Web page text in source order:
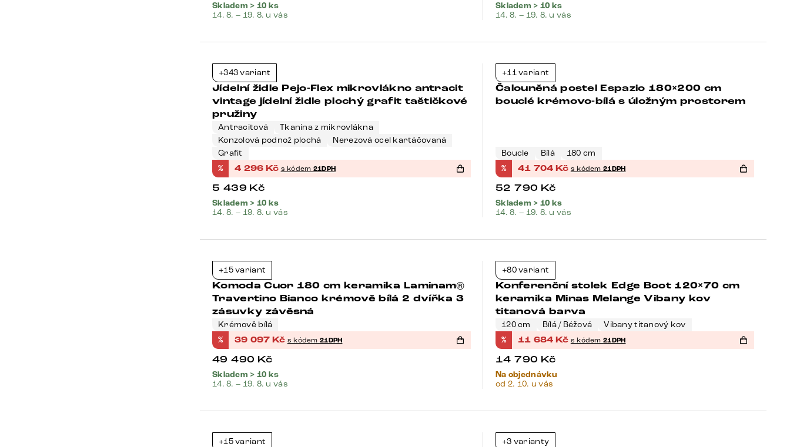
Skladem > 10 ks
14. 8. – 19. 8. u vás
Skladem > 10 ks
14. 8. – 19. 8. u vás
Bestseller
+343 variant
Jídelní židle Pejo-Flex mikrovlákno antracit
vintage jídelní židle plochý grafit taštičkové
pružiny
Antracitová
Tkanina z mikrovlákna
Konzolová podnož plochá
Nerezová ocel kartáčovaná
Grafit
% 4 296 Kč s kódem 21DPH
5 439 Kč
Skladem > 10 ks
14. 8. – 19. 8. u vás
Bestseller
+11 variant
Čalouněná postel Espazio 180×200 cm
bouclé krémovo-bílá s úložným prostorem
Boucle Bílá 180 cm
% 41 704 Kč s kódem21DPH
52 790 Kč
Skladem > 10 ks
14. 8. – 19. 8. u vás
Bestseller
+15 variant
Komoda Cuor 180 cm keramika Laminam®
Travertino Bianco krémově bílá 2 dvířka 3
zásuvky závěsná
Krémově bílá
% 39 097 Kč s kódem21DPH
49 490 Kč
Skladem > 10 ks
14. 8. – 19. 8. u vás
Bestseller
+80 variant
Konferenční stolek Edge Boot 120×70 cm
keramika Minas Melange Vibany kov
titanová barva
120 cm Bílá / Béžová Vibany titanový kov
% 11 684 Kč s kódem21DPH
14 790 Kč
Na objednávku
od 2. 10. u vás
Bestseller
+15 variant Bestseller
+3 varianty